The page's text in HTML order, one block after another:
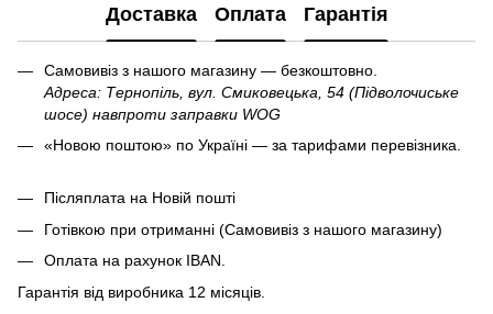
Доставка Оплата Гарантія
Самовивіз з нашого магазину — безкоштовно.
Адреса: Тернопіль, вул. Смиковецька, 54 (Підволочиське
шосе) навпроти заправки WOG
«Новою поштою» по Україні — за тарифами перевізника.
Післяплата на Новій пошті
Готівкою при отриманні (Самовивіз з нашого магазину)
Оплата на рахунок IBAN.
Гарантія від виробника 12 місяців.